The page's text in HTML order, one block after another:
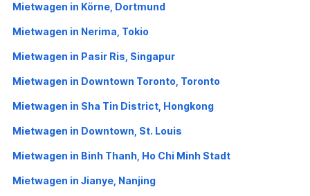
Mietwagen in Körne, Dortmund
Mietwagen in Nerima, Tokio
Mietwagen in Pasir Ris, Singapur
Mietwagen in Downtown Toronto, Toronto
Mietwagen in Sha Tin District, Hongkong
Mietwagen in Downtown, St. Louis
Mietwagen in Binh Thanh, Ho Chi Minh Stadt
Mietwagen in Jianye, Nanjing